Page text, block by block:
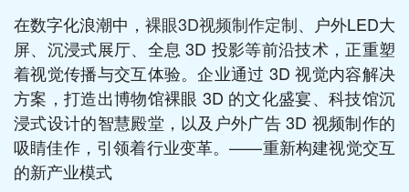
在数字化浪潮中， 裸眼3D视频制作定制、户外LED大
屏、沉浸式展厅、全息 3D 投影等前沿技术，正重塑
着视觉传播与交互体验。企业通过 3D 视觉内容解决
方案，打造出博物馆裸眼 3D 的文化盛宴、科技馆沉
浸式设计的智慧殿堂，以及户外广告 3D 视频制作的
吸睛佳作，引领着行业变革。——重新构建视觉交互
的新产业模式